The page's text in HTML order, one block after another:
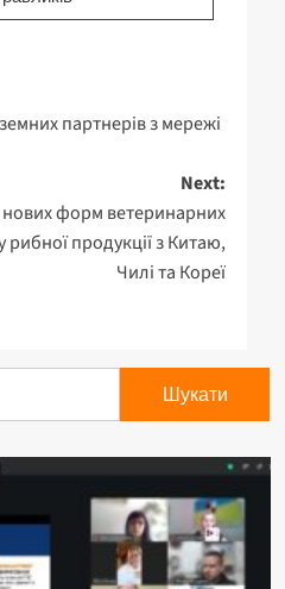
партнерів з мережі
Next:
нових форм ветеринарних
рибної продукції з Китаю,
Чилі та Кореї